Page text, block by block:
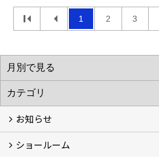
1 2 3
お知らせ
お知らせ (3)
ショールーム